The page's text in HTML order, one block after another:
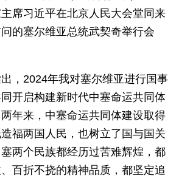
席习近平在北京人民大会堂同来
的塞尔维亚总统武契奇举行会
，2024年我对塞尔维亚进行国事
开启构建新时代中塞命运共同体
年来，中塞命运共同体建设取得
福两国人民，也树立了国与国关
两个民族都经历过苦难辉煌，都
百折不挠的精神品质，都坚定追